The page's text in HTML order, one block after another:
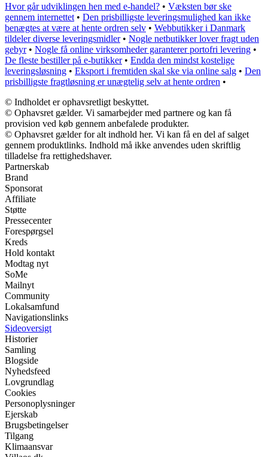
Hvor går udviklingen hen med e-handel? • Væksten bør ske
gennem internettet • Den prisbilligste leveringsmulighed kan ikke
benægtes at være at hente ordren selv • Webbutikker i Danmark
tildeler diverse leveringsmidler• Nogle netbutikker lover fragt uden
gebyr• Nogle få online virksomheder garanterer portofri levering •
De fleste bestiller på e-butikker• Endda den mindst kostelige
leveringsløsning • Eksport i fremtiden skal ske via online salg • Den
prisbilligste fragtløsning er unægtelig selv at hente ordren •
© Indholdet er ophavsretligt beskyttet.
© Ophavsret gælder. Vi samarbejder med partnere og kan få
provision ved køb gennem anbefalede produkter.
© Ophavsret gælder for alt indhold her. Vi kan få en del af salget
gennem produktlinks. Indhold må ikke anvendes uden skriftlig
tilladelse fra rettighedshaver.
Partnerskab
Brand
Sponsorat
Affiliate
Støtte
Pressecenter
Forespørgsel
Kreds
Hold kontakt
Modtag nyt
SoMe
Mailnyt
Community
Lokalsamfund
Navigationslinks
Sideoversigt
Historier
Samling
Blogside
Nyhedsfeed
Lovgrundlag
Cookies
Personoplysninger
Ejerskab
Brugsbetingelser
Tilgang
Klimaansvar